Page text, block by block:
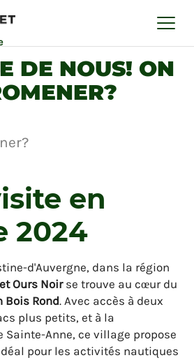
30 OCTOBRE 2024
DE NOUS! ON
en
2024
d'Auvergne, dans la région
Ours Noirse trouve au cœur du
Bois Rond. Avec accès à deux
plus petits, et à la
Anne, ce village propose
pour les activités nautiques